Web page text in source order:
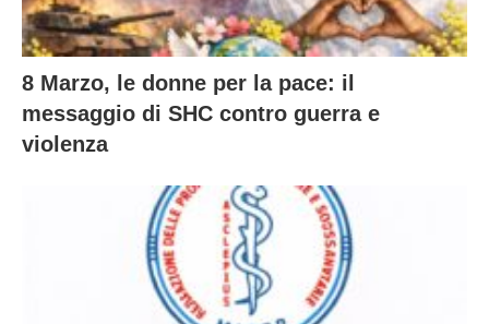
8 Marzo, le donne per la pace: il
messaggio di SHC contro guerra e
violenza